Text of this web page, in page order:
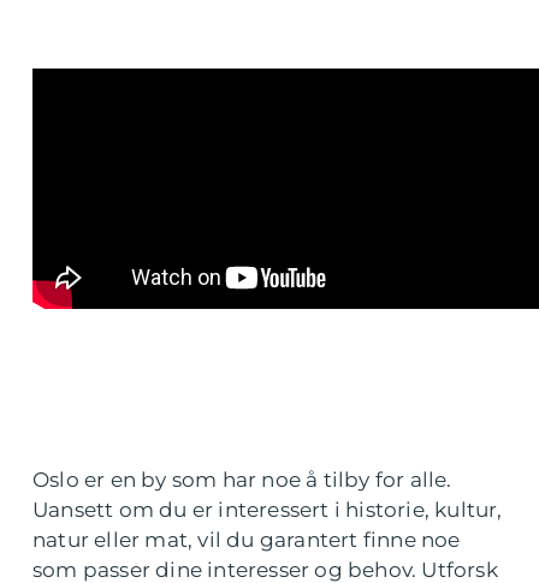
Oslo er en by som har noe å tilby for alle.
Uansett om du er interessert i historie, kultur,
natur eller mat, vil du garantert finne noe
som passer dine interesser og behov. Utforsk